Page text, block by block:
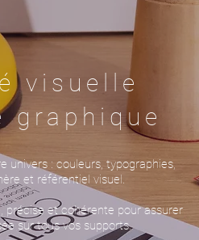
visuelle
graphique
univers : couleurs, typographies,
et référentiel visuel.
précise et cohérente pour assurer
sur tous vos supports.